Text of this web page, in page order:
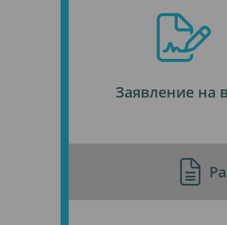
Заявление на